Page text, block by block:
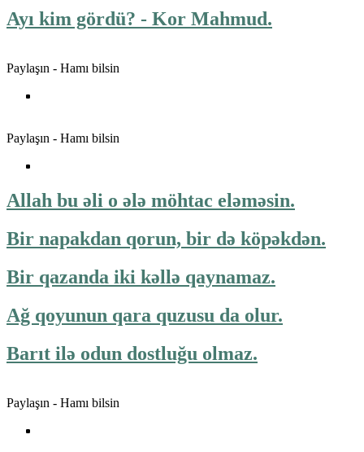
Ayı kim gördü? - Kor Mahmud.
Paylaşın - Hamı bilsin
Paylaşın - Hamı bilsin
Allah bu əli o ələ möhtac eləməsin.
Bir napakdan qorun, bir də köpəkdən.
Bir qazanda iki kəllə qaynamaz.
Ağ qoyunun qara quzusu da olur.
Barıt ilə odun dostluğu olmaz.
Paylaşın - Hamı bilsin